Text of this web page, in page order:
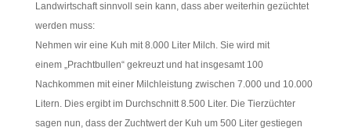
Landwirtschaft sinnvoll sein kann, dass aber weiterhin gezüchtet
werden muss:
Nehmen wir eine Kuh mit 8.000 Liter Milch. Sie wird mit
einem „Prachtbullen“ gekreuzt und hat insgesamt 100
Nachkommen mit einer Milchleistung zwischen 7.000 und 10.000
Litern. Dies ergibt im Durchschnitt 8.500 Liter. Die Tierzüchter
sagen nun, dass der Zuchtwert der Kuh um 500 Liter gestiegen